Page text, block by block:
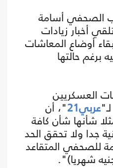
الصحفي أسامة
أخبار زيادات
أوضاع المعاشات
برغم حالتها
العسكريين
عربي21 "، أن
شأنها شأن كافة
جدا ولا تحقق الحد
للصحفي المتقاعد